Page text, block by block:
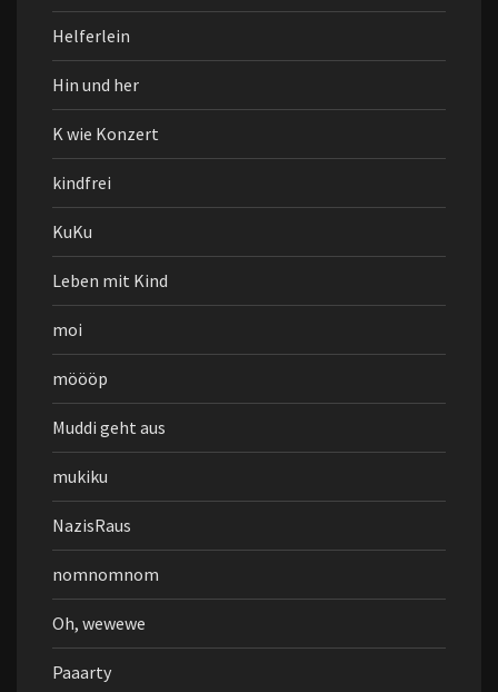
Helferlein
Hin und her
K wie Konzert
kindfrei
KuKu
Leben mit Kind
moi
möööp
Muddi geht aus
mukiku
NazisRaus
nomnomnom
Oh, wewewe
Paaarty